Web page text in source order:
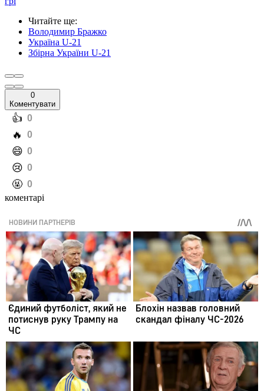
Читайте ще:
Володимир Бражко
Україна U-21
Збірна України U-21
0
Коментувати
️👍 0
️🔥 0
️😄 0
️😢 0
️🤬 0
коментарі